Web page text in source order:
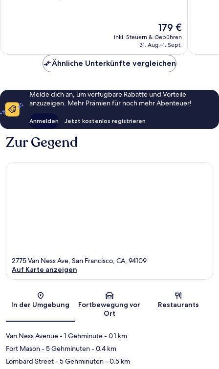
Der
Preis
beträgt
179 €
inkl. Steuern & Gebühren
31. Aug.–1. Sept.
Ähnliche Unterkünfte vergleichen
Melde dich an, um verfügbare Rabatte und Vorteile
anzuzeigen. Mehr Prämien für noch mehr Abenteuer!
Anmelden Jetzt kostenlos registrieren
Zur Gegend
Karte
2775 Van Ness Ave, San Francisco, CA, 94109
Auf Karte anzeigen
In der Umgebung
Fortbewegung vor
Ort
Restaurants
Van Ness Avenue- 1 Gehminute- 0.1 km
Fort Mason- 5 Gehminuten- 0.4 km
Lombard Street- 5 Gehminuten- 0.5 km